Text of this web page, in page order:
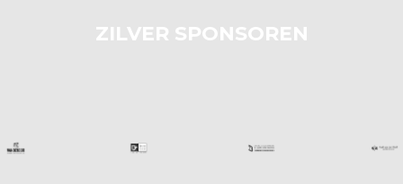
ZILVER SPONSOREN